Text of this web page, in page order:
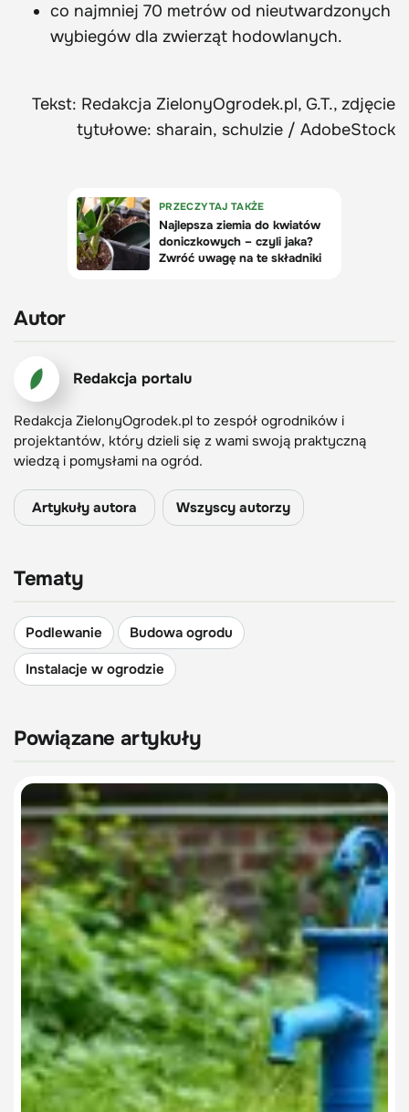
co najmniej 70 metrów od nieutwardzonych
wybiegów dla zwierząt hodowlanych.
Tekst: Redakcja ZielonyOgrodek.pl, G.T., zdjęcie
tytułowe: sharain, schulzie / AdobeStock
Autor
Redakcja portalu
Redakcja ZielonyOgrodek.pl to zespół ogrodników i
projektantów, który dzieli się z wami swoją praktyczną
wiedzą i pomysłami na ogród.
Artykuły autora Wszyscy autorzy
Tematy
Podlewanie
Budowa ogrodu
Instalacje w ogrodzie
Powiązane artykuły